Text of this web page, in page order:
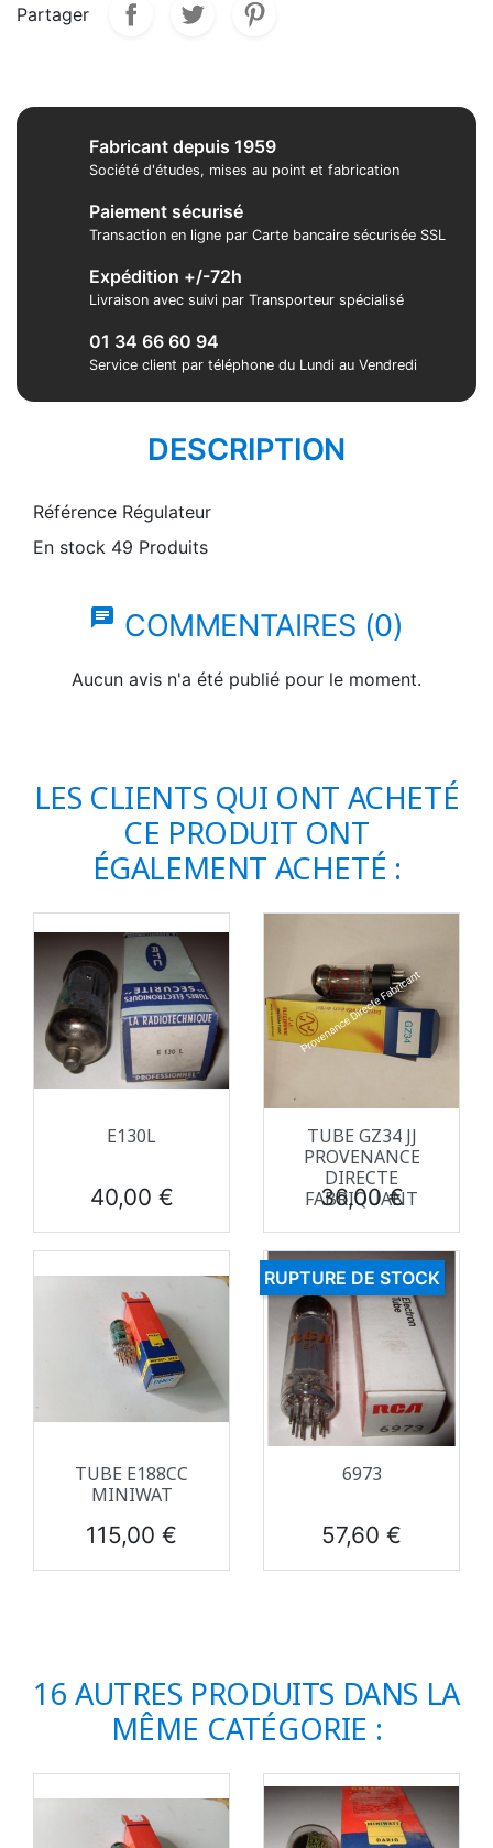
Partager
Fabricant depuis 1959
Société d'études, mises au point et fabrication
Paiement sécurisé
Transaction en ligne par Carte bancaire sécurisée SSL
Expédition +/-72h
Livraison avec suivi par Transporteur spécialisé
01 34 66 60 94
Service client par téléphone du Lundi au Vendredi
DESCRIPTION
Référence Régulateur
En stock 49 Produits
chat COMMENTAIRES (0)
Aucun avis n'a été publié pour le moment.
LES CLIENTS QUI ONT ACHETÉ
CE PRODUIT ONT
ÉGALEMENT ACHETÉ :
E130L
Prix
40,00 €
TUBE GZ34 JJ
PROVENANCE
DIRECTE
FABRIQUANT
Prix
36,00 €
TUBE E188CC
MINIWAT
Prix
115,00 €
6973
Prix
57,60 €
RUPTURE DE STOCK
16 AUTRES PRODUITS DANS LA
MÊME CATÉGORIE :